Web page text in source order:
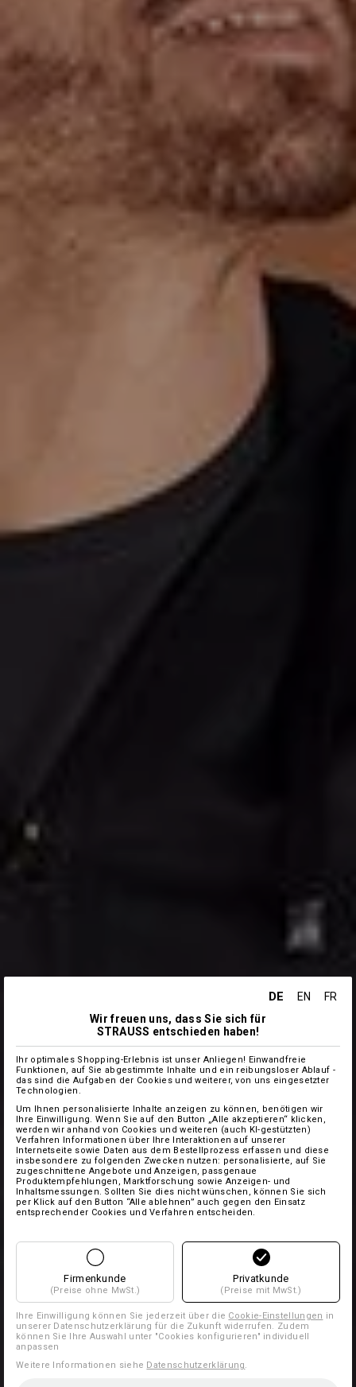
DE EN
FR
Wir freuen uns, dass Sie sich für
STRAUSS entschieden haben!
Ihr optimales Shopping-Erlebnis ist unser Anliegen! Einwandfreie
Funktionen, auf Sie abgestimmte Inhalte und ein reibungsloser Ablauf -
das sind die Aufgaben der Cookies und weiterer, von uns eingesetzter
Technologien.
Um Ihnen personalisierte Inhalte anzeigen zu können, benötigen wir
Ihre Einwilligung. Wenn Sie auf den Button „Alle akzeptieren“ klicken,
werden wir anhand von Cookies und weiteren (auch KI-gestützten)
Verfahren Informationen über Ihre Interaktionen auf unserer
Internetseite sowie Daten aus dem Bestellprozess erfassen und diese
insbesondere zu folgenden Zwecken nutzen: personalisierte, auf Sie
zugeschnittene Angebote und Anzeigen, passgenaue
Produktempfehlungen, Marktforschung sowie Anzeigen- und
Inhaltsmessungen. Sollten Sie dies nicht wünschen, können Sie sich
per Klick auf den Button “Alle ablehnen” auch gegen den Einsatz
entsprechender Cookies und Verfahren entscheiden.
Firmenkunde
(Preise ohne MwSt.)
Privatkunde
(Preise mit MwSt.)
Ihre Einwilligung können Sie jederzeit über die Cookie-Einstellungen in
unserer Datenschutzerklärung für die Zukunft widerrufen. Zudem
können Sie Ihre Auswahl unter "Cookies konfigurieren" individuell
anpassen
Weitere Informationen siehe Datenschutzerklärung